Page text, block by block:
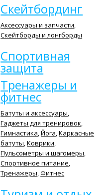
Скейтбординг
Аксессуары и запчасти,
Скейтборды и лонгборды
Спортивная
защита
Тренажеры и
фитнес
Батуты и аксессуары,
Гаджеты для тренировок,
Гимнастика,Йога,Каркасные
батуты,Коврики,
Пульсометры и шагомеры,
Спортивное питание,
Тренажеры,Фитнес